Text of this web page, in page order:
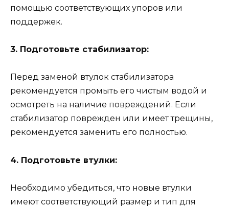
помощью соответствующих упоров или
поддержек.
3. Подготовьте стабилизатор:
Перед заменой втулок стабилизатора
рекомендуется промыть его чистым водой и
осмотреть на наличие повреждений. Если
стабилизатор поврежден или имеет трещины,
рекомендуется заменить его полностью.
4. Подготовьте втулки:
Необходимо убедиться, что новые втулки
имеют соответствующий размер и тип для